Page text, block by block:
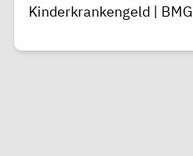
Kinderkrankengeld | BMG